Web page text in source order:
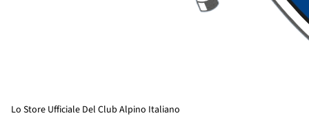
Lo Store Ufficiale Del Club Alpino Italiano